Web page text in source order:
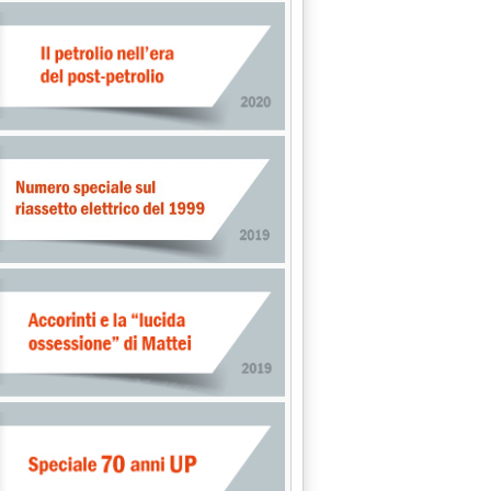
Campionato italiano Beach Soccer 2025 '